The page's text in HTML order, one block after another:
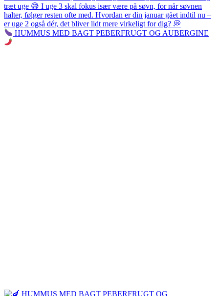
HUMMUS MED BAGT PEBERFRUGT OG AUBERGINE